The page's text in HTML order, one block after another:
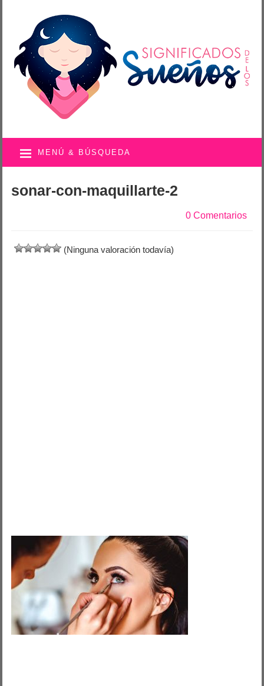
MENÚ & BÚSQUEDA
sonar-con-maquillarte-2
0 Comentarios
(Ninguna valoración todavía)